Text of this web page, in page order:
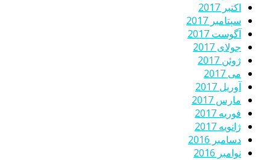
اکتبر 2017
سپتامبر 2017
آگوست 2017
جولای 2017
ژوئن 2017
می 2017
آوریل 2017
مارس 2017
فوریه 2017
ژانویه 2017
دسامبر 2016
نوامبر 2016